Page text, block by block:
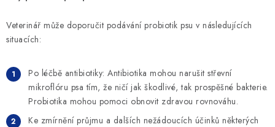
Veterinář může doporučit podávání probiotik psu v následujících
situacích:
Po léčbě antibiotiky: Antibiotika mohou narušit střevní
mikroflóru psa tím, že ničí jak škodlivé, tak prospěšné bakterie.
Probiotika mohou pomoci obnovit zdravou rovnováhu.
Ke zmírnění průjmu a dalších nežádoucích účinků některých